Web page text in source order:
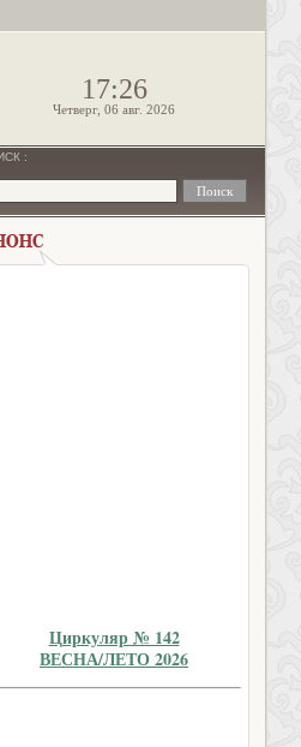
17:26
Четверг, 06 авг. 2026
:
Циркуляр № 142
ВЕСНА/ЛЕТО 2026